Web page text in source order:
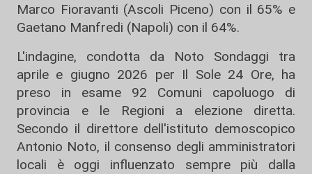
Marco Fioravanti (Ascoli Piceno) con il 65% e
Gaetano Manfredi (Napoli) con il 64%.
L'indagine, condotta da Noto Sondaggi tra
aprile e giugno 2026 per Il Sole 24 Ore, ha
preso in esame 92 Comuni capoluogo di
provincia e le Regioni a elezione diretta.
Secondo il direttore dell'istituto demoscopico
Antonio Noto, il consenso degli amministratori
locali è oggi influenzato sempre più dalla